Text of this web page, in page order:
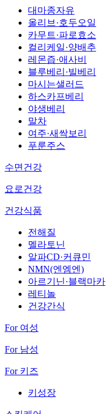
대마종자유
올리브·호두오일
카무트·파로효소
컬리케일·양배추
레몬즙·애사비
블루베리·빌베리
마시는샐러드
하스카프베리
야생베리
말차
여주·새싹보리
푸룬주스
수면건강
요로건강
건강식품
전해질
멜라토닌
알파CD·커큐민
NMN(엔엠엔)
아르기닌·블랙마카
레티놀
건강간식
For 여성
For 남성
For 키즈
키성장